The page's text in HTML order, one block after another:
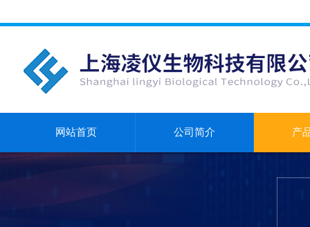
网站首页 公司简介 产